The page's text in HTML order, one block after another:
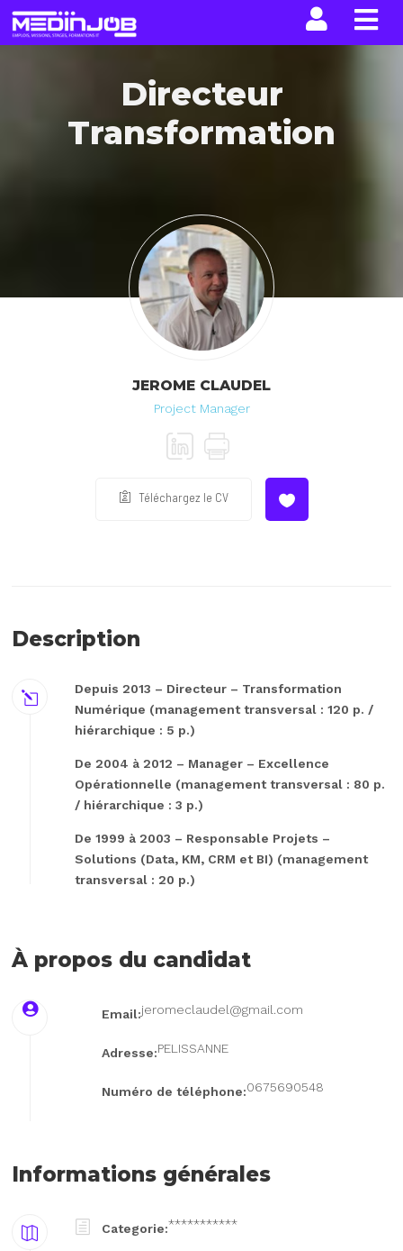
Directeur
Transformation
JEROME CLAUDEL
Project Manager
Téléchargez le CV
Description
Depuis 2013 – Directeur – Transformation
Numérique (management transversal : 120 p. /
hiérarchique : 5 p.)
De 2004 à 2012 – Manager – Excellence
Opérationnelle (management transversal : 80 p.
/ hiérarchique : 3 p.)
De 1999 à 2003 – Responsable Projets –
Solutions (Data, KM, CRM et BI) (management
transversal : 20 p.)
À propos du candidat
Email:jeromeclaudel@gmail.com
Adresse:PELISSANNE
Numéro de téléphone:0675690548
Informations générales
Categorie:***********